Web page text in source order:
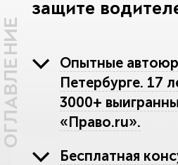
ОГЛАВЛЕНИЕ
защите
Опытные
Петербурге. 17
3000+
«Право.ru».
Бесплатная